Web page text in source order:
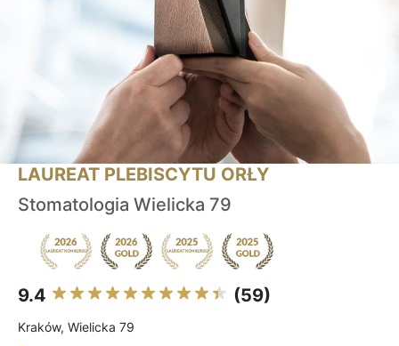
LAUREAT PLEBISCYTU ORŁY
Stomatologia Wielicka 79
9.4 (59)
Kraków, Wielicka 79